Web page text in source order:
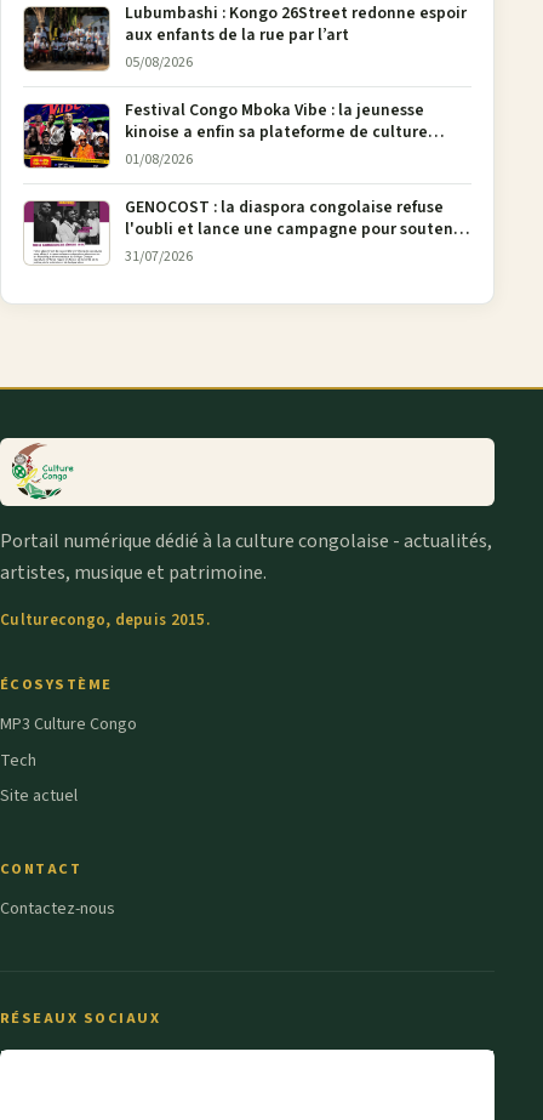
Lubumbashi : Kongo 26Street redonne espoir
aux enfants de la rue par l’art
05/08/2026
Festival Congo Mboka Vibe : la jeunesse
kinoise a enfin sa plateforme de culture
urbaine
01/08/2026
GENOCOST : la diaspora congolaise refuse
l'oubli et lance une campagne pour soutenir
la pétition FONAREV depuis Bruxelles
31/07/2026
Portail numérique dédié à la culture congolaise - actualités,
artistes, musique et patrimoine.
Culturecongo, depuis 2015.
ÉCOSYSTÈME
MP3 Culture Congo
Tech
Site actuel
CONTACT
Contactez-nous
RÉSEAUX SOCIAUX